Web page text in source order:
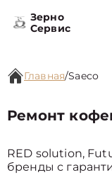
Зерно
Сервис
Главная/Saeco
Ремонт
RED solution,
бренды с